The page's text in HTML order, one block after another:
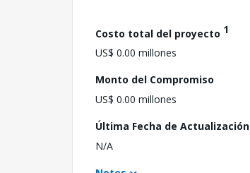
Costo total del proyecto 1
US$ 0.00 millones
Monto del Compromiso
US$ 0.00 millones
Última Fecha de Actualización
N/A